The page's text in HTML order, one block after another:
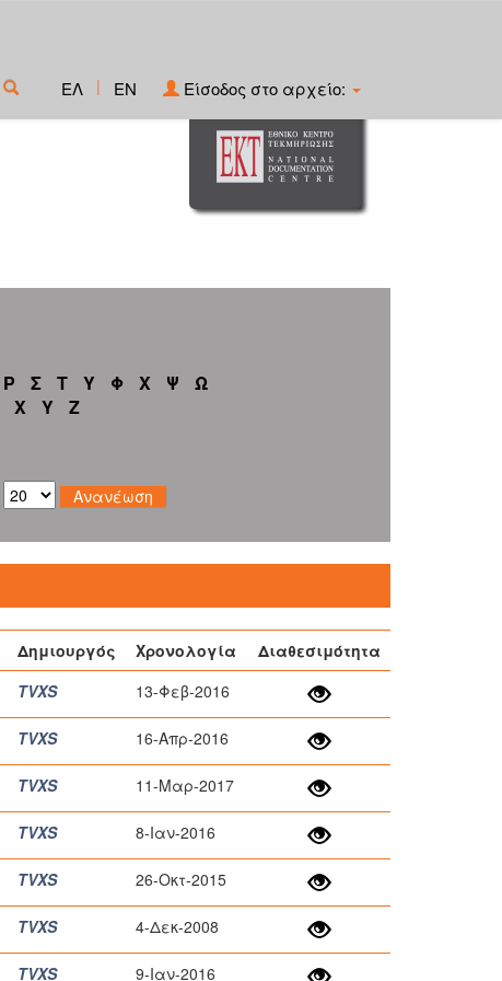
ΕΛ | EN Είσοδος στο αρχείο:
Ρ Σ Τ Υ Φ Χ Ψ
Ω
X Y Z
Δημιουργός Χρονολογία
Διαθεσιμότητα
TVXS 13-Φεβ-2016
TVXS 16-Απρ-2016
TVXS 11-Μαρ-2017
TVXS 8-Ιαν-2016
TVXS 26-Οκτ-2015
TVXS 4-Δεκ-2008
TVXS 9-Ιαν-2016